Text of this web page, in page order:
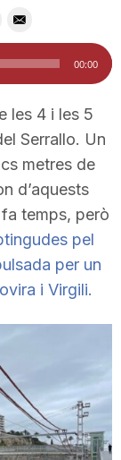
00:00
les 4 i les 5
Serrallo. Un
metres de
d’aquests
temps, però
pel
per un
i Virgili.